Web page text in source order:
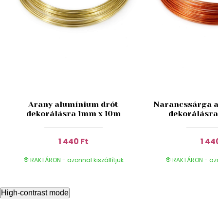
Arany alumínium drót
dekorálásra 1mm x 10m
1 440 Ft
RAKTÁRON - azonnal kiszállítjuk
Narancssárga
dekorálásra
1
RAKTÁRON -
High-contrast mode